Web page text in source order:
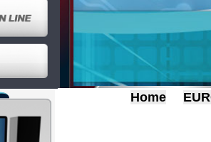
Home